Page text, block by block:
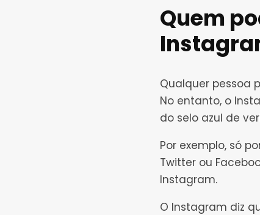
Quem
Qualquer pessoa
No entanto, o
do selo azul de
Por exemplo, só
Twitter ou
Instagram.
O Instagram diz